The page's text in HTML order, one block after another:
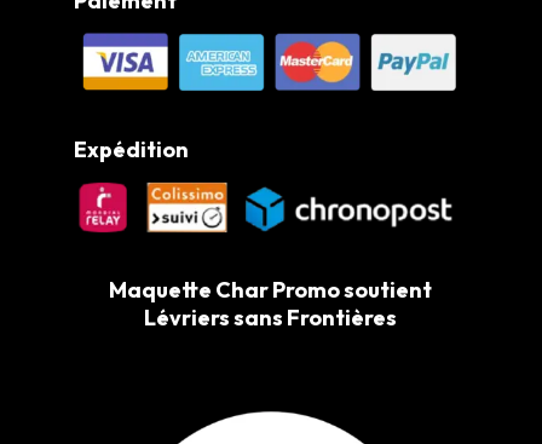
Expédition
Maquette Char Promo soutient
Lévriers sans Frontières